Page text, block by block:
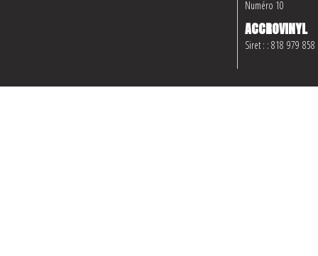
Numéro 10
ACCROVINYL
Siret : : 818 979 858